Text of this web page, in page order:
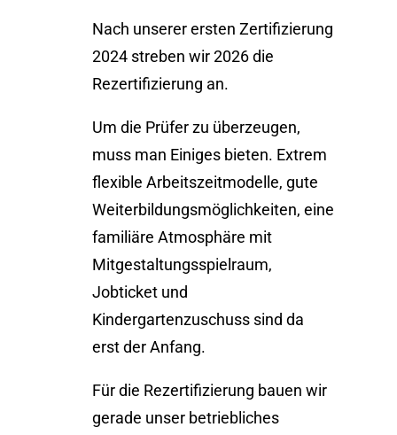
Nach unserer ersten Zertifizierung
2024 streben wir 2026 die
Rezertifizierung an.
Um die Prüfer zu überzeugen,
muss man Einiges bieten. Extrem
flexible Arbeitszeitmodelle, gute
Weiterbildungsmöglichkeiten, eine
familiäre Atmosphäre mit
Mitgestaltungsspielraum,
Jobticket und
Kindergartenzuschuss sind da
erst der Anfang.
Für die Rezertifizierung bauen wir
gerade unser betriebliches